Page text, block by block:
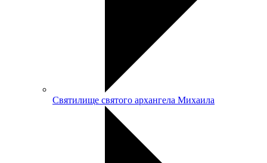
Святилище святого архангела Михаила